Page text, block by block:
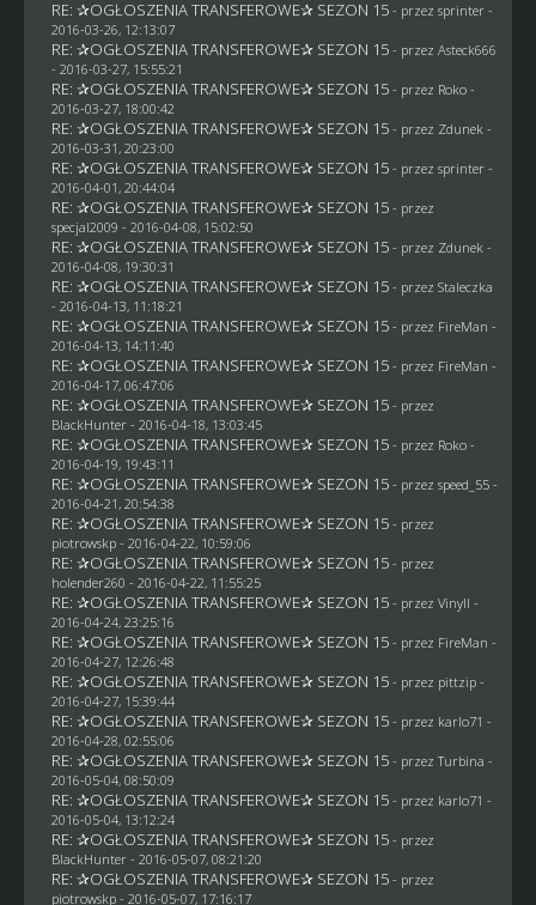
RE: ✰OGŁOSZENIA TRANSFEROWE✰ SEZON 15 - przez sprinter -
2016-03-26, 12:13:07
RE: ✰OGŁOSZENIA TRANSFEROWE✰ SEZON 15 - przez Asteck666
- 2016-03-27, 15:55:21
RE: ✰OGŁOSZENIA TRANSFEROWE✰ SEZON 15 - przez Roko-
2016-03-27, 18:00:42
RE: ✰OGŁOSZENIA TRANSFEROWE✰ SEZON 15 - przez Zdunek -
2016-03-31, 20:23:00
RE: ✰OGŁOSZENIA TRANSFEROWE✰ SEZON 15 - przez sprinter -
2016-04-01, 20:44:04
RE: ✰OGŁOSZENIA TRANSFEROWE✰ SEZON 15 - przez
specjal2009 - 2016-04-08, 15:02:50
RE: ✰OGŁOSZENIA TRANSFEROWE✰ SEZON 15 - przez Zdunek -
2016-04-08, 19:30:31
RE: ✰OGŁOSZENIA TRANSFEROWE✰ SEZON 15 - przez Staleczka
- 2016-04-13, 11:18:21
RE: ✰OGŁOSZENIA TRANSFEROWE✰ SEZON 15 - przez FireMan -
2016-04-13, 14:11:40
RE: ✰OGŁOSZENIA TRANSFEROWE✰ SEZON 15 - przez FireMan -
2016-04-17, 06:47:06
RE: ✰OGŁOSZENIA TRANSFEROWE✰ SEZON 15 - przez
BlackHunter- 2016-04-18, 13:03:45
RE: ✰OGŁOSZENIA TRANSFEROWE✰ SEZON 15 - przez Roko-
2016-04-19, 19:43:11
RE: ✰OGŁOSZENIA TRANSFEROWE✰ SEZON 15 - przez speed_55 -
2016-04-21, 20:54:38
RE: ✰OGŁOSZENIA TRANSFEROWE✰ SEZON 15 - przez
piotrowskp- 2016-04-22, 10:59:06
RE: ✰OGŁOSZENIA TRANSFEROWE✰ SEZON 15 - przez
holender260 - 2016-04-22, 11:55:25
RE: ✰OGŁOSZENIA TRANSFEROWE✰ SEZON 15 - przez Vinyll -
2016-04-24, 23:25:16
RE: ✰OGŁOSZENIA TRANSFEROWE✰ SEZON 15 - przez FireMan -
2016-04-27, 12:26:48
RE: ✰OGŁOSZENIA TRANSFEROWE✰ SEZON 15 - przez pittzip-
2016-04-27, 15:39:44
RE: ✰OGŁOSZENIA TRANSFEROWE✰ SEZON 15 - przez karlo71 -
2016-04-28, 02:55:06
RE: ✰OGŁOSZENIA TRANSFEROWE✰ SEZON 15 - przez Turbina -
2016-05-04, 08:50:09
RE: ✰OGŁOSZENIA TRANSFEROWE✰ SEZON 15 - przez karlo71 -
2016-05-04, 13:12:24
RE: ✰OGŁOSZENIA TRANSFEROWE✰ SEZON 15 - przez
BlackHunter- 2016-05-07, 08:21:20
RE: ✰OGŁOSZENIA TRANSFEROWE✰ SEZON 15 - przez
piotrowskp- 2016-05-07, 17:16:17